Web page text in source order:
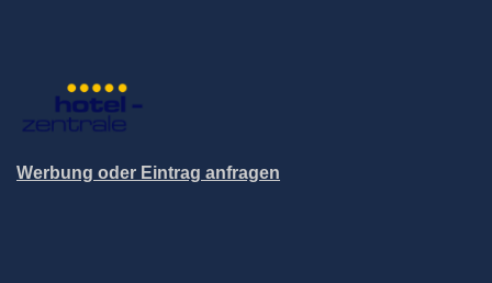
Werbung oder Eintrag anfragen